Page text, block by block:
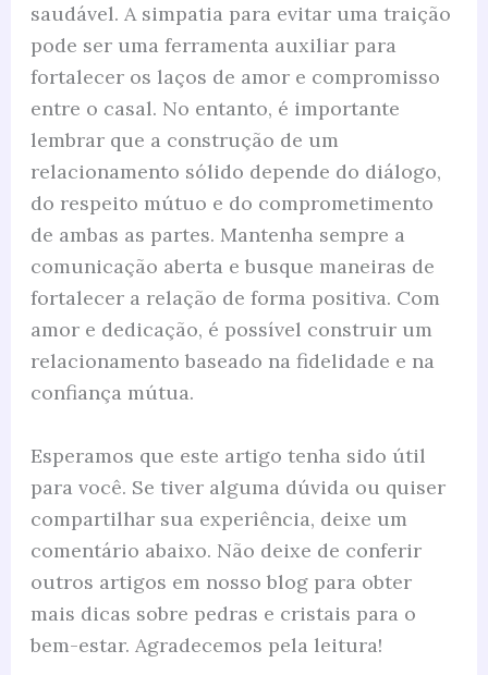
saudável. A simpatia para evitar uma traição
pode ser uma ferramenta auxiliar para
fortalecer os laços de amor e compromisso
entre o casal. No entanto, é importante
lembrar que a construção de um
relacionamento sólido depende do diálogo,
do respeito mútuo e do comprometimento
de ambas as partes. Mantenha sempre a
comunicação aberta e busque maneiras de
fortalecer a relação de forma positiva. Com
amor e dedicação, é possível construir um
relacionamento baseado na fidelidade e na
confiança mútua.
Esperamos que este artigo tenha sido útil
para você. Se tiver alguma dúvida ou quiser
compartilhar sua experiência, deixe um
comentário abaixo. Não deixe de conferir
outros artigos em nosso blog para obter
mais dicas sobre pedras e cristais para o
bem-estar. Agradecemos pela leitura!